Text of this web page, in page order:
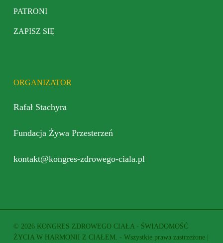
PATRONI
ZAPISZ SIĘ
ORGANIZATOR
Rafał Stachyra
Fundacja Żywa Przesterzeń
kontakt@kongres-zdrowego-ciala.pl
© 2026 KONGRES ZDROWEGO CIAŁA - ŚWIADOMOŚĆ
ŻYCIA W HARMONII Z CIAŁEM. - Wszystkie prawa zastrzeżone |